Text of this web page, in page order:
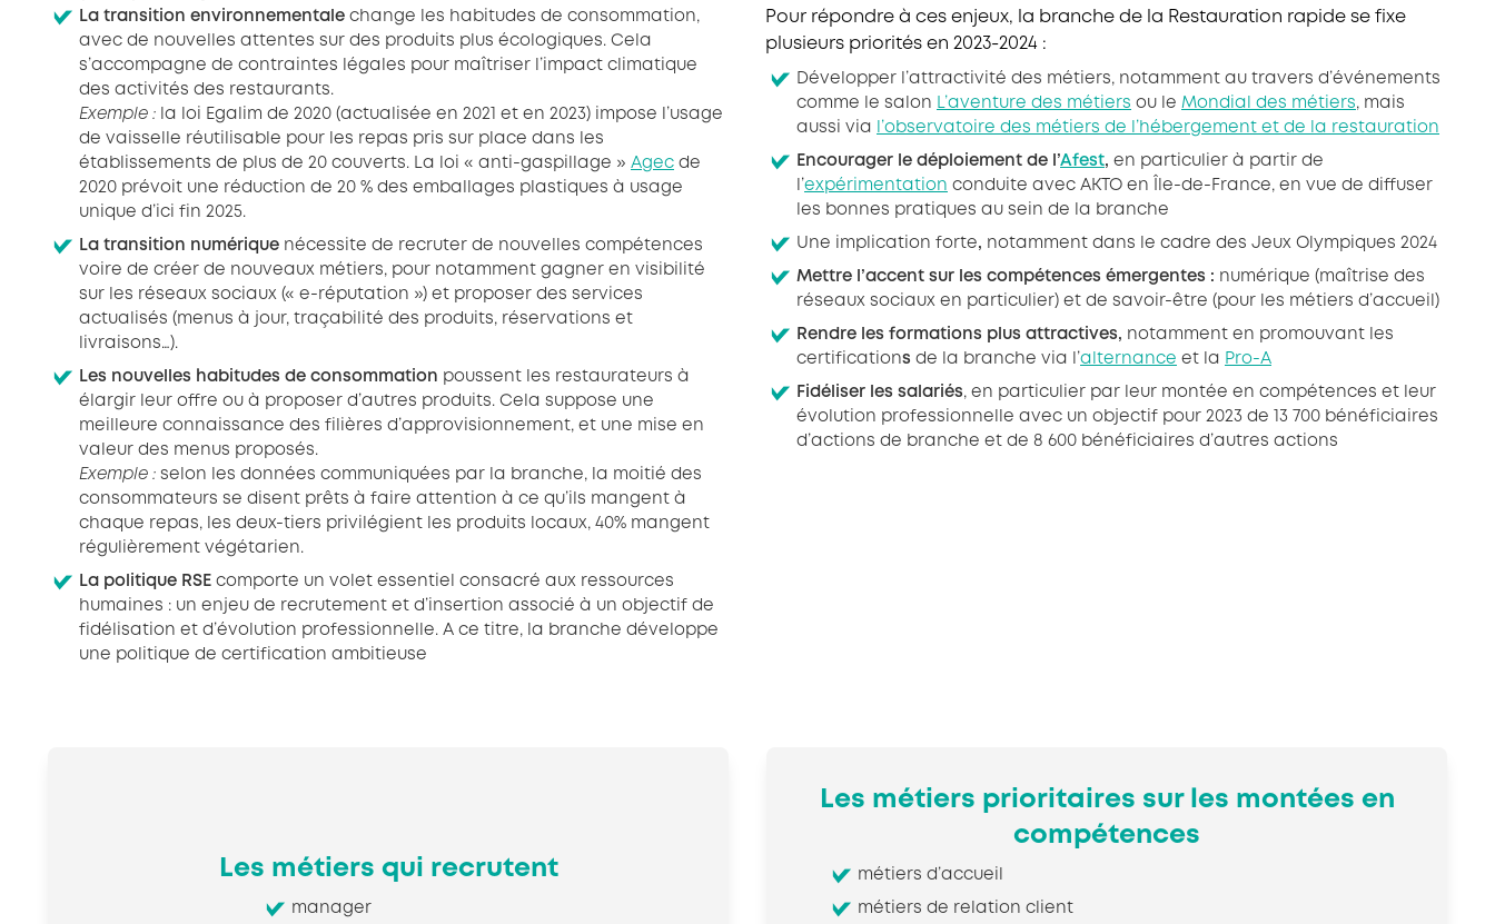
La transition environnementale change les habitudes de consommation,
avec de nouvelles attentes sur des produits plus écologiques. Cela
s’accompagne de contraintes légales pour maîtriser l’impact climatique
des activités des restaurants.
Exemple : la loi Egalim de 2020 (actualisée en 2021 et en 2023) impose l’usage
de vaisselle réutilisable pour les repas pris sur place dans les
établissements de plus de 20 couverts. La loi « anti-gaspillage » Agec de
2020 prévoit une réduction de 20 % des emballages plastiques à usage
unique d’ici fin 2025.
La transition numérique nécessite de recruter de nouvelles compétences
voire de créer de nouveaux métiers, pour notamment gagner en visibilité
sur les réseaux sociaux (« e-réputation ») et proposer des services
actualisés (menus à jour, traçabilité des produits, réservations et
livraisons…).
Les nouvelles habitudes de consommation poussent les restaurateurs à
élargir leur offre ou à proposer d’autres produits. Cela suppose une
meilleure connaissance des filières d’approvisionnement, et une mise en
valeur des menus proposés.
Exemple : selon les données communiquées par la branche, la moitié des
consommateurs se disent prêts à faire attention à ce qu’ils mangent à
chaque repas, les deux-tiers privilégient les produits locaux, 40% mangent
régulièrement végétarien.
La politique RSE comporte un volet essentiel consacré aux ressources
humaines : un enjeu de recrutement et d’insertion associé à un objectif de
fidélisation et d’évolution professionnelle. A ce titre, la branche développe
une politique de certification ambitieuse
Pour répondre à ces enjeux, la branche de la Restauration rapide se fixe
plusieurs priorités en 2023-2024 :
Développer l’attractivité des métiers, notamment au travers d’événements
comme le salon L’aventure des métiers ou le Mondial des métiers, mais
aussi via
l’observatoire des métiers de l’hébergement et de la restauration
Encourager le déploiement de l’Afest, en particulier à partir de
l’expérimentation conduite avec AKTO en Île-de-France, en vue de diffuser
les bonnes pratiques au sein de la branche
Une implication forte, notamment dans le cadre des Jeux Olympiques 2024
Mettre l’accent sur les compétences émergentes : numérique (maîtrise des
réseaux sociaux en particulier) et de savoir-être (pour les métiers d’accueil)
Rendre les formations plus attractives, notamment en promouvant les
certifications de la branche via l’alternance et la Pro-A
Fidéliser les salariés, en particulier par leur montée en compétences et leur
évolution professionnelle avec un objectif pour 2023 de 13 700 bénéficiaires
d’actions de branche et de 8 600 bénéficiaires d’autres actions
Les métiers qui recrutent
manager
Les métiers prioritaires sur les montées en
compétences
métiers d’accueil
métiers de relation client